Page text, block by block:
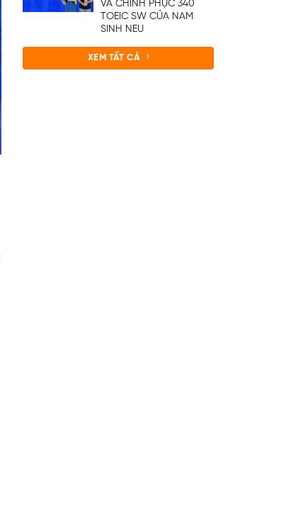
VÀ CHINH PHỤC 340
TOEIC SW CỦA NAM
SINH NEU
XEM TẤT CẢ